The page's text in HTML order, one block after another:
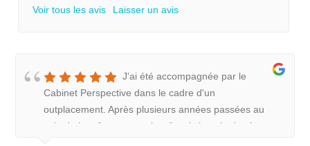
Voir tous les avis
Laisser un avis
J'ai été accompagnée par le
Cabinet Perspective dans le cadre d'un
outplacement. Après plusieurs années passées au
sein de la même entreprise, j'avais besoin de
plus